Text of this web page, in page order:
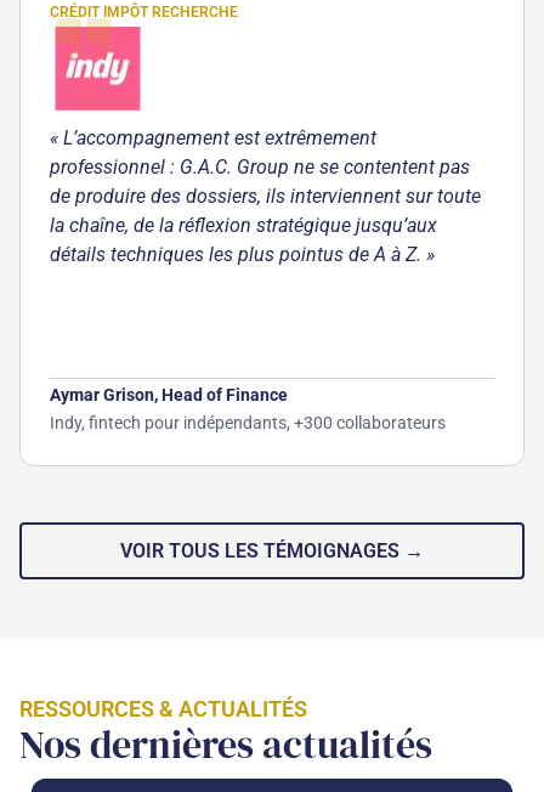
CRÉDIT IMPÔT RECHERCHE
« L’accompagnement est extrêmement
professionnel : G.A.C. Group ne se contentent pas
de produire des dossiers, ils interviennent sur toute
la chaîne, de la réflexion stratégique jusqu’aux
détails techniques les plus pointus de A à Z. »
Aymar Grison, Head of Finance
Indy, fintech pour indépendants, +300 collaborateurs
VOIR TOUS LES TÉMOIGNAGES →
RESSOURCES & ACTUALITÉS
Nos dernières actualités